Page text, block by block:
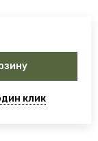
клик